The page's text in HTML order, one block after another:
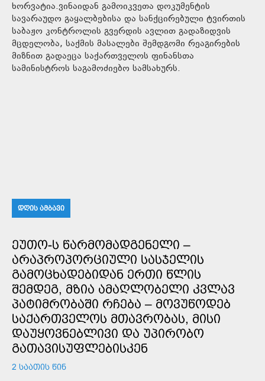
ხორვატია.ვინაიდან გამოიკვეთა დოკუმენტის
სავარაუდო გაყალბებისა და სანქცირებული ტვირთის
საბაჟო კონტროლის გვერდის ავლით გადაზიდვის
მცდელობა, საქმის მასალები შემდგომი რეაგირების
მიზნით გადაეცა საქართველოს ფინანსთა
სამინისტროს საგამოძიებო სამსახურს.
ᲓᲦᲘᲡ ᲐᲛᲑᲐᲕᲘ
ᲔᲣᲗᲝ-Ს ᲬᲐᲠᲛᲝᲛᲐᲓᲒᲔᲜᲔᲚᲘ –
ᲐᲠᲐᲞᲠᲝᲞᲝᲠᲪᲘᲣᲚᲘ ᲡᲐᲡᲯᲔᲚᲘᲡ
ᲒᲐᲛᲝᲪᲮᲐᲓᲔᲑᲘᲓᲐᲜ ᲔᲠᲗᲘ ᲬᲚᲘᲡ
ᲨᲔᲛᲓᲔᲒ, ᲛᲖᲘᲐ ᲐᲛᲐᲦᲚᲝᲑᲔᲚᲘ ᲙᲕᲚᲐᲕ
ᲞᲐᲢᲘᲛᲠᲝᲑᲐᲨᲘ ᲠᲩᲔᲑᲐ – ᲛᲝᲕᲣᲬᲝᲓᲔᲑ
ᲡᲐᲥᲐᲠᲗᲕᲔᲚᲝᲡ ᲛᲗᲐᲕᲠᲝᲑᲐᲡ, ᲛᲘᲡᲘ
ᲓᲐᲣᲧᲝᲕᲜᲔᲑᲚᲘᲕᲘ ᲓᲐ ᲣᲞᲘᲠᲝᲑᲝ
ᲒᲐᲗᲐᲕᲘᲡᲣᲤᲚᲔᲑᲘᲡᲙᲔᲜ
2 ᲡᲐᲐᲗᲘᲡ ᲬᲘᲜ